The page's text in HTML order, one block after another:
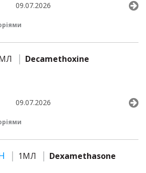
09.07.2026
Decamethoxine
09.07.2026
1МЛ Dexamethasone